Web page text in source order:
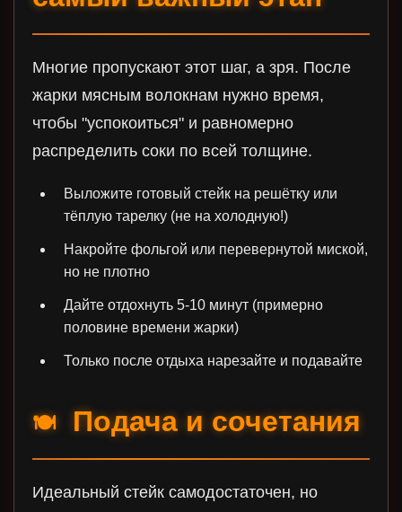
Многие пропускают этот шаг, а зря. После
жарки мясным волокнам нужно время,
чтобы "успокоиться" и равномерно
распределить соки по всей толщине.
Выложите готовый стейк на решётку или
тёплую тарелку (не на холодную!)
Накройте фольгой или перевернутой миской,
но не плотно
Дайте отдохнуть 5-10 минут (примерно
половине времени жарки)
Только после отдыха нарезайте и подавайте
🍽️ Подача и сочетания
Идеальный стейк самодостаточен, но